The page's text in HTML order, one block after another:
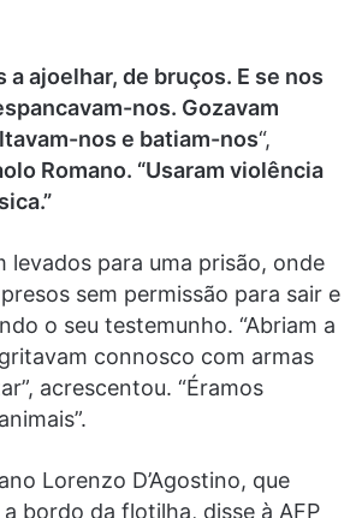
a ajoelhar, de bruços. E se nos
nos. Gozavam
nos e batiam-nos“,
Romano. “Usaram violência
levados para uma prisão, onde
sem permissão para sair e
o seu testemunho. “Abriam a
connosco com armas
acrescentou. “Éramos
Lorenzo D’Agostino, que
bordo da flotilha, disse à AFP